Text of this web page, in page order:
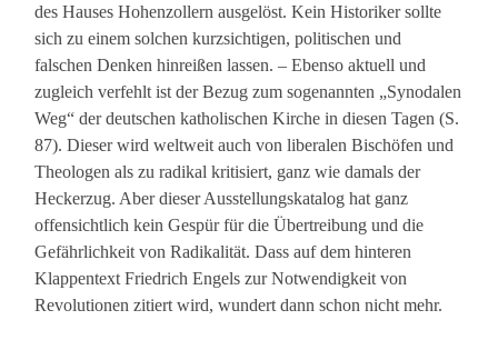
des Hauses Hohenzollern ausgelöst. Kein Historiker sollte
sich zu einem solchen kurzsichtigen, politischen und
falschen Denken hinreißen lassen. – Ebenso aktuell und
zugleich verfehlt ist der Bezug zum sogenannten „Synodalen
Weg“ der deutschen katholischen Kirche in diesen Tagen (S.
87). Dieser wird weltweit auch von liberalen Bischöfen und
Theologen als zu radikal kritisiert, ganz wie damals der
Heckerzug. Aber dieser Ausstellungskatalog hat ganz
offensichtlich kein Gespür für die Übertreibung und die
Gefährlichkeit von Radikalität. Dass auf dem hinteren
Klappentext Friedrich Engels zur Notwendigkeit von
Revolutionen zitiert wird, wundert dann schon nicht mehr.